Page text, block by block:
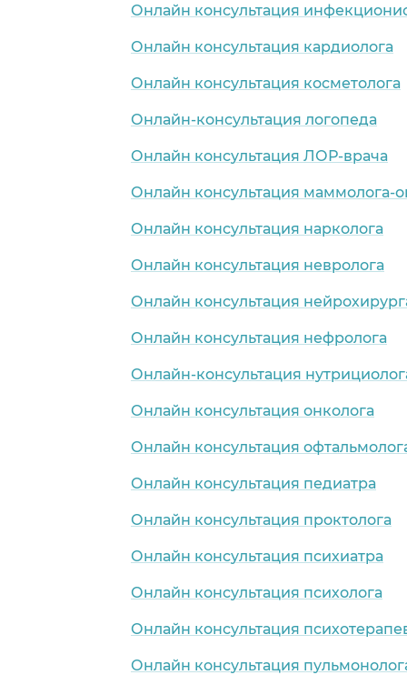
Онлайн консультация
Онлайн консультация кардиолога
Онлайн консультация косметолога
Онлайн-консультация логопеда
Онлайн консультация ЛОР-врача
Онлайн консультация маммолога-
Онлайн консультация нарколога
Онлайн консультация невролога
Онлайн консультация
Онлайн консультация нефролога
Онлайн-консультация
Онлайн консультация онколога
Онлайн консультация
Онлайн консультация педиатра
Онлайн консультация проктолога
Онлайн консультация психиатра
Онлайн консультация психолога
Онлайн консультация
Онлайн консультация